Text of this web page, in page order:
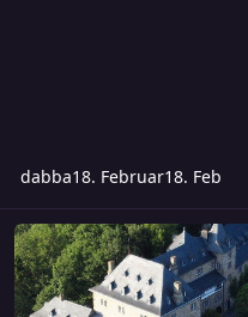
dabba18. Februar18. Feb
Grundsätzliches